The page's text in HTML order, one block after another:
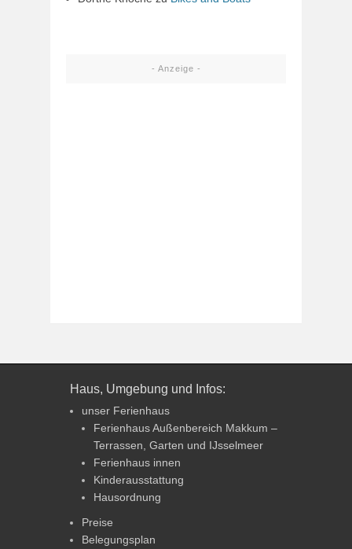
- Anzeige -
Haus, Umgebung und Infos:
unser Ferienhaus
Ferienhaus Außenbereich Makkum –
Terrassen, Garten und IJsselmeer
Ferienhaus innen
Kinderausstattung
Hausordnung
Preise
Belegungsplan